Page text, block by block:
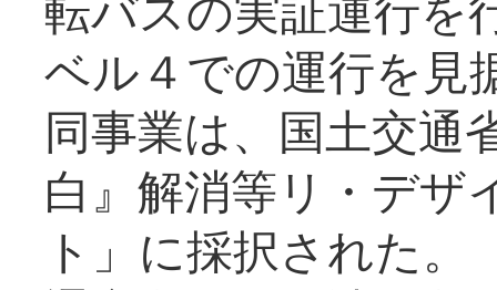
ベル４での運行を見
同事業は、国土交通
白』解消等リ・デザ
ト」に採択された